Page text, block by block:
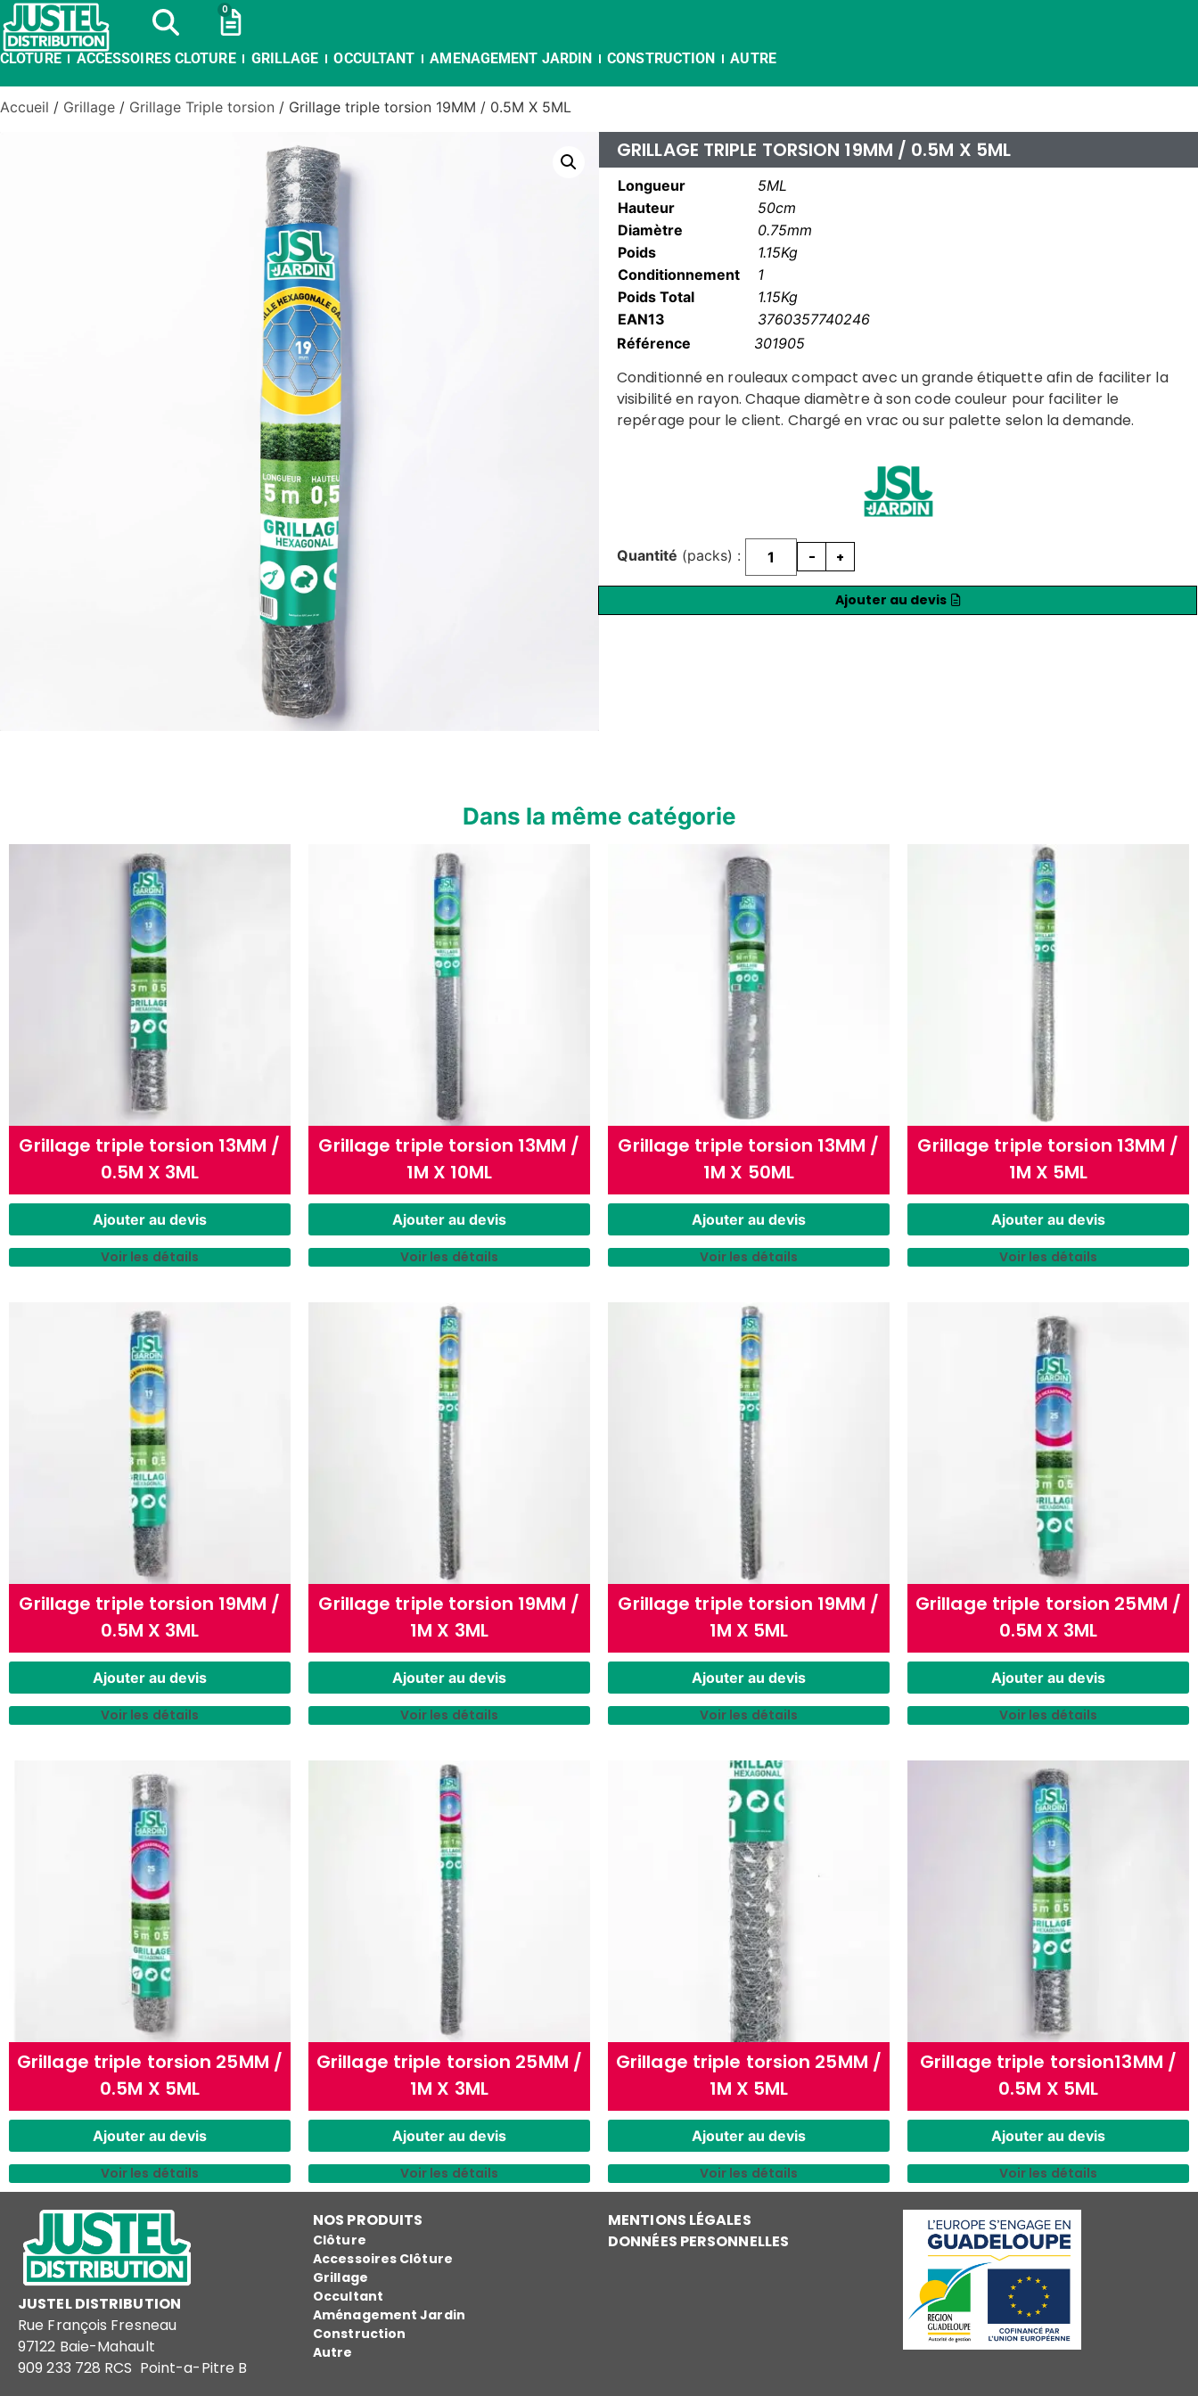
0
CLOTURE ACCESSOIRES CLOTURE GRILLAGE OCCULTANT AMENAGEMENT JARDIN CONSTRUCTION AUTRE
Accueil / Grillage / Grillage Triple torsion / Grillage triple torsion 19MM / 0.5M X 5ML
GRILLAGE TRIPLE TORSION 19MM / 0.5M X 5ML
Longueur
5ML
Hauteur
50cm
Diamètre
0.75mm
Poids
1.15Kg
Conditionnement
1
Poids Total
1.15Kg
EAN13
3760357740246
Référence
301905
Conditionné en rouleaux compact avec un grande étiquette afin de faciliter la
visibilité en rayon. Chaque diamètre à son code couleur pour faciliter le
repérage pour le client. Chargé en vrac ou sur palette selon la demande.
Quantité (packs) : - +
Ajouter au devis
Dans la même catégorie
Grillage triple torsion 13MM /
0.5M X 3ML
Ajouter au devis
Voir les détails
Grillage triple torsion 13MM /
1M X 10ML
Ajouter au devis
Voir les détails
Grillage triple torsion 13MM /
1M X 50ML
Ajouter au devis
Voir les détails
Grillage triple torsion 13MM /
1M X 5ML
Ajouter au devis
Voir les détails
Grillage triple torsion 19MM /
0.5M X 3ML
Ajouter au devis
Voir les détails
Grillage triple torsion 19MM /
1M X 3ML
Ajouter au devis
Voir les détails
Grillage triple torsion 19MM /
1M X 5ML
Ajouter au devis
Voir les détails
Grillage triple torsion 25MM /
0.5M X 3ML
Ajouter au devis
Voir les détails
Grillage triple torsion 25MM /
0.5M X 5ML
Ajouter au devis
Voir les détails
Grillage triple torsion 25MM /
1M X 3ML
Ajouter au devis
Voir les détails
Grillage triple torsion 25MM /
1M X 5ML
Ajouter au devis
Voir les détails
Grillage triple torsion13MM /
0.5M X 5ML
Ajouter au devis
Voir les détails
JUSTEL DISTRIBUTION
Rue François Fresneau
97122 Baie-Mahault
909 233 728 RCS Point-a-Pitre B
NOS PRODUITS
Clôture
Accessoires Clôture
Grillage
Occultant
Aménagement Jardin
Construction
Autre
MENTIONS LÉGALES
DONNÉES PERSONNELLES